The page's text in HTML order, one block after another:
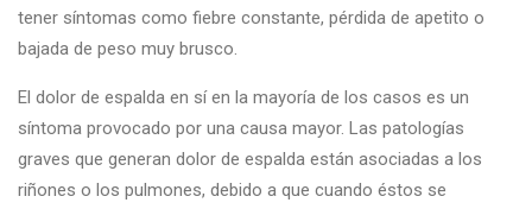
tener síntomas como fiebre constante, pérdida de apetito o
bajada de peso muy brusco.
El dolor de espalda en sí en la mayoría de los casos es un
síntoma provocado por una causa mayor. Las patologías
graves que generan dolor de espalda están asociadas a los
riñones o los pulmones, debido a que cuando éstos se